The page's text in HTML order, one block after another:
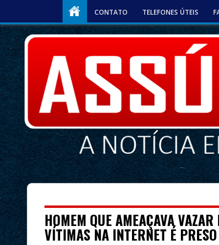
CONTATO TELEFONES ÚTEIS
HOMEM QUE AMEAÇAVA
VÍTIMAS NA INTERNET É